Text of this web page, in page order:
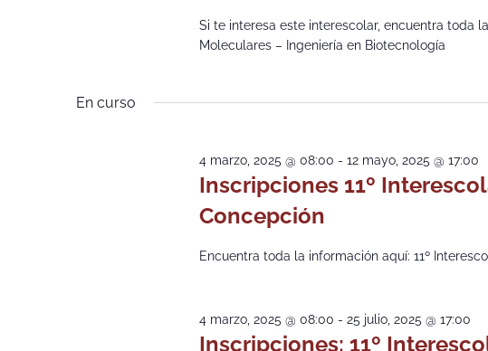
Si te interesa este interescolar, encuentra toda
Moleculares – Ingeniería en Biotecnología
En curso
Inscripciones 11º
Concepción
4 marzo, 2025 @ 08:00 - 12 mayo, 2025 @ 17:00
Encuentra toda la información aquí: 11º
Inscripciones: 11º
4 marzo, 2025 @ 08:00 - 25 julio, 2025 @ 17:00